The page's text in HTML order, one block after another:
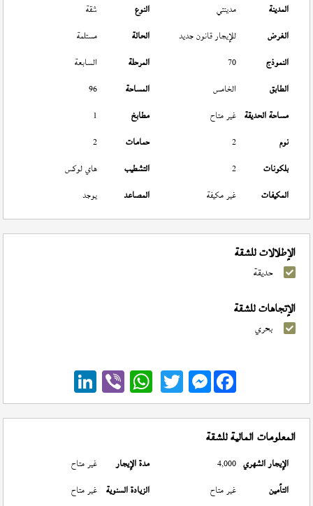
المدينة مدينتي النوع
شقة
الغرض
للإيجار قانون جديد الحالة
مستلمة
النموذج
70 المرحلة
السابعة
الطابق
الخامس المساحة
96
مساحة الحديقة غير متاح مطابخ
1
نوم
2 حمامات
2
بلكونات
2 التشطيب
هاي لوكس
المكيفات
غير مكيفة المصاعد يوجد
الإطلالات للشقة
حديقة
الإتجاهات للشقة
بحري
Messenger
المعلومات المالية للشقة
الإيجار الشهري 4,000 مدة الإيجار
غير متاح
التأمين
غير متاح الزيادة السنوية غير متاح